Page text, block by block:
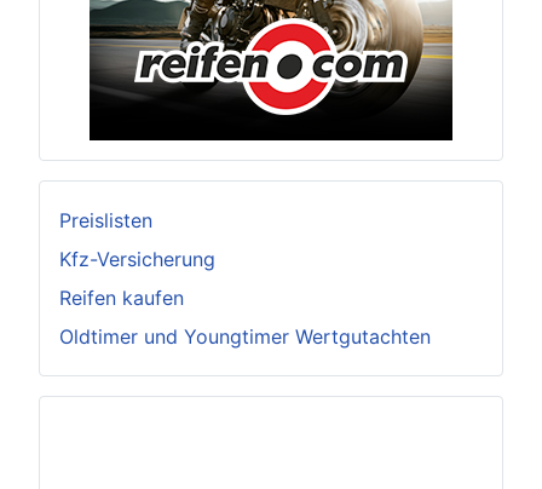
Preislisten
Kfz-Versicherung
Reifen kaufen
Oldtimer und Youngtimer Wertgutachten